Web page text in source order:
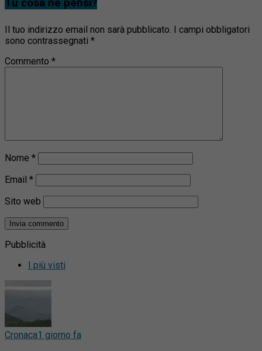
Tu cosa ne pensi?
Il tuo indirizzo email non sarà pubblicato. I campi obbligatori
sono contrassegnati *
Commento *
Nome *
Email *
Sito web
Pubblicità
I più visti
Cronaca1 giorno fa